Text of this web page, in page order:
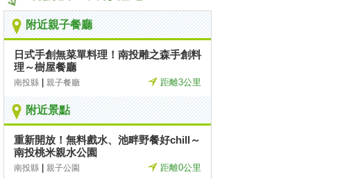
附近親子餐廳
日式手創無菜單料理！南投雕之森手創料
理～樹屋餐廳
南投縣 親子餐廳 距離3公里
附近景點
重新開放！無料戲水、池畔野餐好chill～
南投桃米親水公園
南投縣 親子公園 距離0公里